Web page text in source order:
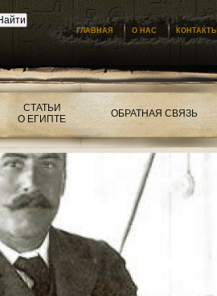
ГЛАВНАЯ О НАС КОНТАКТЫ
СТАТЬИ
О ЕГИПТЕ
ОБРАТНАЯ СВЯЗЬ